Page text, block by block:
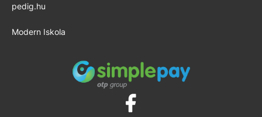
pedig.hu
Modern Iskola